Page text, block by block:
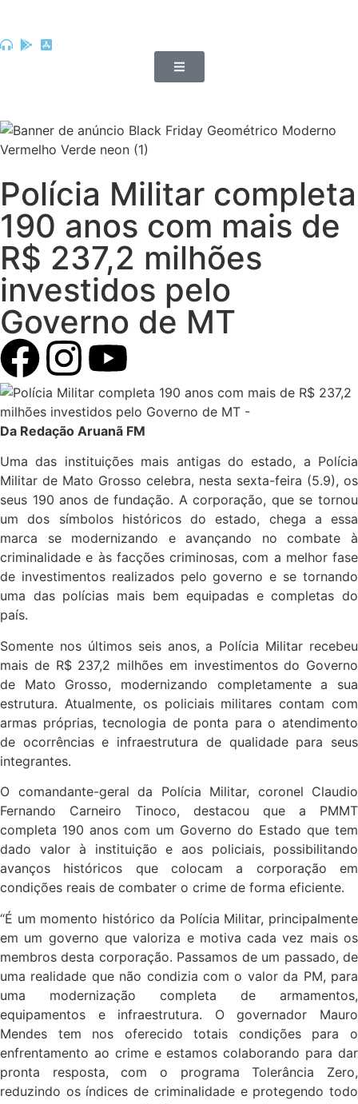
Polícia Militar completa
190 anos com mais de
R$ 237,2 milhões
investidos pelo
Governo de MT
Da Redação Aruanã FM
Uma das instituições mais antigas do estado, a Polícia
Militar de Mato Grosso celebra, nesta sexta-feira (5.9), os
seus 190 anos de fundação. A corporação, que se tornou
um dos símbolos históricos do estado, chega a essa
marca se modernizando e avançando no combate à
criminalidade e às facções criminosas, com a melhor fase
de investimentos realizados pelo governo e se tornando
uma das polícias mais bem equipadas e completas do
país.
Somente nos últimos seis anos, a Polícia Militar recebeu
mais de R$ 237,2 milhões em investimentos do Governo
de Mato Grosso, modernizando completamente a sua
estrutura. Atualmente, os policiais militares contam com
armas próprias, tecnologia de ponta para o atendimento
de ocorrências e infraestrutura de qualidade para seus
integrantes.
O comandante-geral da Polícia Militar, coronel Claudio
Fernando Carneiro Tinoco, destacou que a PMMT
completa 190 anos com um Governo do Estado que tem
dado valor à instituição e aos policiais, possibilitando
avanços históricos que colocam a corporação em
condições reais de combater o crime de forma eficiente.
“É um momento histórico da Polícia Militar, principalmente
em um governo que valoriza e motiva cada vez mais os
membros desta corporação. Passamos de um passado, de
uma realidade que não condizia com o valor da PM, para
uma modernização completa de armamentos,
equipamentos e infraestrutura. O governador Mauro
Mendes tem nos oferecido totais condições para o
enfrentamento ao crime e estamos colaborando para dar
pronta resposta, com o programa Tolerância Zero,
reduzindo os índices de criminalidade e protegendo todo